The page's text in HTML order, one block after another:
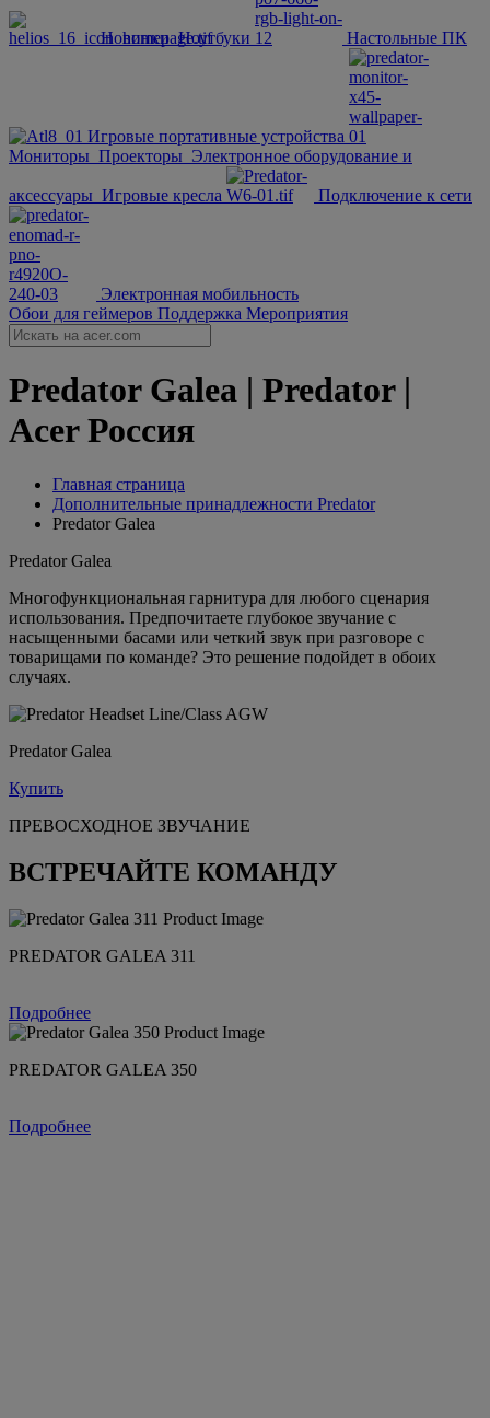
Новинки Ноутбуки Настольные ПК
Игровые портативные устройства
Мониторы Проекторы Электронное оборудование и
аксессуары Игровые кресла Подключение к сети
Электронная мобильность
Обои для геймеров Поддержка Мероприятия
Predator Galea | Predator |
Acer Россия
Главная страница
Дополнительные принадлежности Predator
Predator Galea
Predator Galea
Многофункциональная гарнитура для любого сценария
использования. Предпочитаете глубокое звучание с
насыщенными басами или четкий звук при разговоре с
товарищами по команде? Это решение подойдет в обоих
случаях.
Predator Galea
Купить
ПРЕВОСХОДНОЕ ЗВУЧАНИЕ
ВСТРЕЧАЙТЕ КОМАНДУ
PREDATOR GALEA 311
Подробнее
PREDATOR GALEA 350
Подробнее